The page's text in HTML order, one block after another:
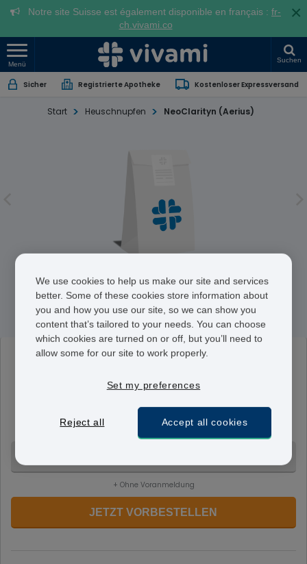
Notre site Suisse est également disponible en français : fr-
ch.vivami.co
×
Menü
Suchen
Sicher Registrierte Apotheke Kostenloser Expressversand
Start Heuschnupfen NeoClarityn (Aerius)
NeoClarityn (Aerius)
Desloratadine
NeoClarityn
5 mg
Ihrem Arzt angegebenen Zeitraum wird eine Tablette am
Tag eingenommen.
+ Ohne Voranmeldung
JETZT VORBESTELLEN
We use cookies to help us make our site and services
better. Some of these cookies store information about
you and how you use our site, so we can show you
content that’s tailored to your needs. You can choose
which cookies are turned on or off, but you’ll need to
allow some for our site to work properly.
Set my preferences
Reject all Accept all cookies